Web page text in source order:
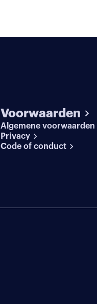
Voorwaarden
Algemene voorwaarden
Privacy
Code of conduct